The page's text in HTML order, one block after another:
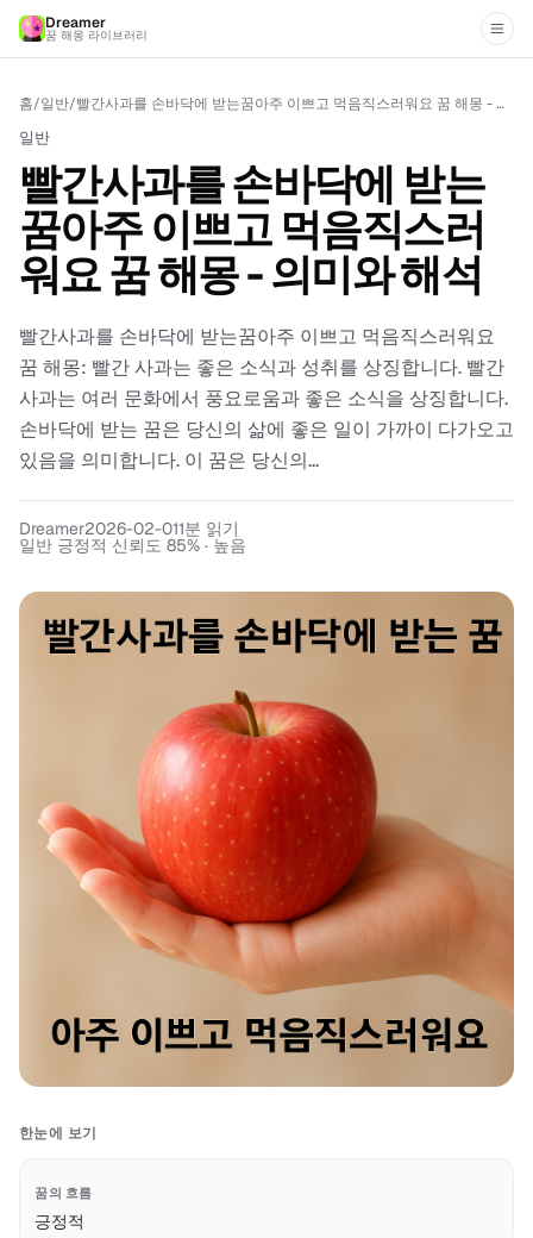
Dreamer
꿈 해몽 라이브러리
홈/일반/ 빨간사과를 손바닥에 받는꿈아주 이쁘고 먹음직스러워요 꿈 해몽 - 의미와 해석
일반
빨간사과를 손바닥에 받는
꿈아주 이쁘고 먹음직스러
워요 꿈 해몽 - 의미와 해석
빨간사과를 손바닥에 받는꿈아주 이쁘고 먹음직스러워요
꿈 해몽: 빨간 사과는 좋은 소식과 성취를 상징합니다. 빨간
사과는 여러 문화에서 풍요로움과 좋은 소식을 상징합니다.
손바닥에 받는 꿈은 당신의 삶에 좋은 일이 가까이 다가오고
있음을 의미합니다. 이 꿈은 당신의...
Dreamer2026-02-011분 읽기
일반 긍정적 신뢰도 85% · 높음
한눈에 보기
꿈의 흐름
긍정적